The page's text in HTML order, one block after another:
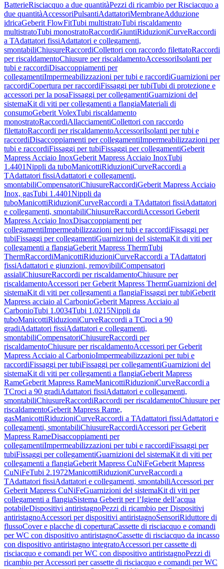
BatterieRisciacquo a due quantitàPezzi di ricambio per Risciacquo a
due quantitàAccessoriPulsantiAdattatoriMembraneAdduzione
idricaGeberit FlowFitTubi multistratoTubi riscaldamento
multistratoTubi monostratoRaccordiGiuntiRiduzioniCurveRaccordi
a TAdattatori fissiAdattatori e collegamenti,
smontabiliChiusureRaccordiCollettori con raccordo filettatoRaccordi
per riscaldamentoChiusure per riscaldamentoAccessoriIsolanti per
tubi e raccordiDisaccoppiamenti per
collegamentiImpermeabilizzazioni per tubi e raccordiGuarnizioni per
raccordiCopertura per raccordiFissaggi per tubiTubi di protezione e
accessori per la posaFissaggi per collegamentiGuarnizioni del
sistemaKit di viti per collegamenti a flangiaMateriali di
consumoGeberit VolexTubi riscaldamento
monostratoRaccordiAllacciamentiCollettori con raccordo
filettatoRaccordi per riscaldamentoAccessoriIsolanti per tubi e
raccordiDisaccoppiamenti per collegamentiImpermeabilizzazioni per
tubi e raccordiFissaggi per tubiFissaggi per collegamentiGeberit
Mapress Acciaio InoxGeberit Mapress Acciaio InoxTubi
1.4401Nippli da tuboManicottiRiduzioniCurveRaccordi a
TAdattatori fissiAdattatori e collegamenti,
smontabiliCompensatoriChiusureRaccordiGeberit Mapress Acciaio
Inox, gasTubi 1.4401Nippli da
tuboManicottiRiduzioniCurveRaccordi a TAdattatori fissiAdattatori
e collegamenti, smontabiliChiusureRaccordiAccessori Geberit
Mapress Acciaio InoxDisaccoppiamenti per
collegamentiImpermeabilizzazioni per tubi e raccordiFissaggi per
tubiFissaggi per collegamentiGuarnizioni del sistemaKit di viti per
collegamenti a flangiaGeberit Mapress ThermTubi
ThermRaccordiManicottiRiduzioniCurveRaccordi a TAdattatori
fissiAdattatori e giunzioni, removibiliCompensatori
assialiChiusureRaccordi per riscaldamentoChiusure per
riscaldamentoAccessori per Geberit Mapress ThermGuarnizioni del
sistemaKit di viti per collegamenti a flangiaFissaggi per tubiGeberit
Mapress acciaio al CarbonioGeberit Mapress Acciaio al
CarbonioTubi 1.0034Tubi 1.0215Nippli da
tuboManicottiRiduzioniCurveRaccordi a TCroci a 90
gradiAdattatori fissiAdattatori e collegamenti,
smontabiliCompensatoriChiusureRaccordi per
riscaldamentoChiusure per riscaldamentoAccessori per Geberit
Mapress Acciaio al CarbonioImpermeabilizzazioni per tubi e
raccordiFissaggi per tubiFissaggi per collegamentiGuarnizioni del
sistemaKit di viti per collegamenti a flangiaGeberit Mapress
RameGeberit Mapress RameManicottiRiduzioniCurveRaccordi a
TCroci a 90 gradiAdattatori fissiAdattatori e collegamenti,
smontabiliChiusureRaccordiRaccordi per riscaldamentoChiusure per
riscaldamentoGeberit Mapress Rame,
gasManicottiRiduzioniCurveRaccordi a TAdattatori fissiAdattatori e
collegamenti, smontabiliChiusureRaccordiAccessori per Geberit
Mapress RameDisaccoppiamenti per
collegamentiImpermeabilizzazioni per tubi e raccordiFissaggi per
tubiFissaggi per collegamentiGuarnizioni del sistemaKit di viti per
collegamenti a flangiaGeberit Mapress CuNiFeGeberit Mapress
CuNiFeTubi 2.1972ManicottiRiduzioniCurveRaccordi a
TAdattatori fissiAdattatori e collegamenti, smontabiliAccessori per
Geberit Mapress CuNiFeGuarnizioni del sistemaKit di viti per
collegamenti a flangiaSistema Geberit per l’Igiene dell’acqua
potabileDispositivi antiristagnoPezzi di ricambio per Dispositivi
antiristagnoAccessori per dispositivi antiristagnoSensoriRiduttore di
flussoCover e placche di coperturaCassette di risciacquo e comandi
per WC con dispositivo antiristagnoCassette di risciacquo da incasso
con dispositivo antiristagno integratoAccessori per cassette di
risciacquo e comandi per WC con dispositivo antiristagnoPezzi di
ricambio per Accessori per cassette di risciacquo e comandi per WC